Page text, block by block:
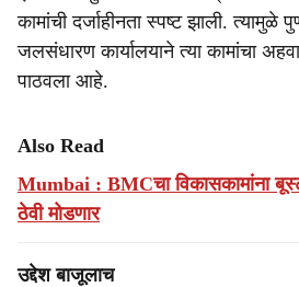
कामांची दर्जाहीनता स्पष्ट झाली. त्यामुळे
जलसंधारण कार्यालयाने त्या कामांचा
पाठवला आहे.
Also Read
Mumbai : BMCचा विकासकामांना
ठेवी मोडणार
उद्देश बाजूलाच